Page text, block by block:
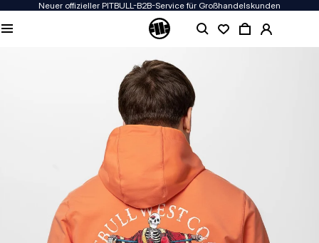
Neuer offizieller PITBULL-B2B-Service für Großhandelskunden